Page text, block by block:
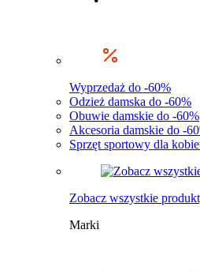
Wyprzedaż do -60%
Odzież damska do -60%
Obuwie damskie do -60%
Akcesoria damskie do -
Sprzęt sportowy dla
Zobacz wszystkie
Marki